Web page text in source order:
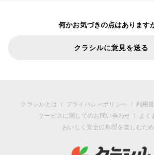
何かお気づきの点はあります
クラシルに意見を送る
クラシルとは プライバシーポリシー 利用
サービスに関してのお問い合わせ
よく
おいしく安全に料理を楽しむた